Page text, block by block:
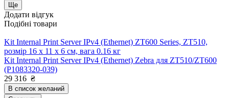
Ще
Додати відгук
Подібні товари
Kit Internal Print Server IPv4 (Ethernet) ZT600 Series, ZT510,
розмір 16 x 11 x 6 см, вага 0.16 кг
Kit Internal Print Server IPv4 (Ethernet) Zebra для ZT510/ZT600
(P1083320-039)
29 316 ₴
В список желаний